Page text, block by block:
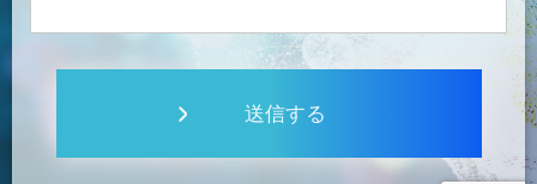
送信する